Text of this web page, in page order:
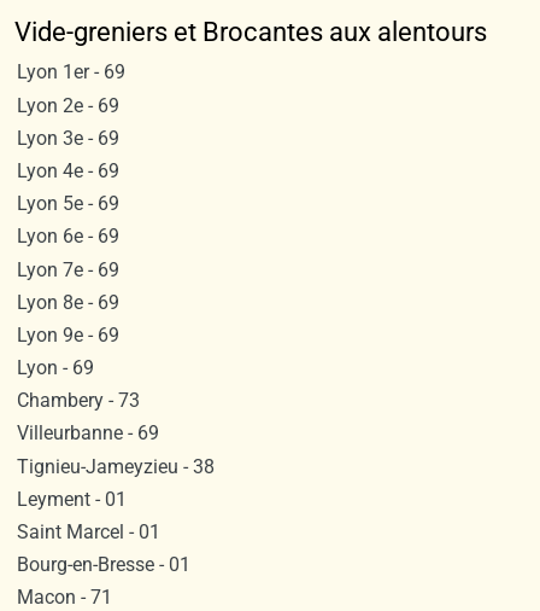
Vide-greniers et Brocantes aux alentours
Lyon 1er - 69
Lyon 2e - 69
Lyon 3e - 69
Lyon 4e - 69
Lyon 5e - 69
Lyon 6e - 69
Lyon 7e - 69
Lyon 8e - 69
Lyon 9e - 69
Lyon - 69
Chambery - 73
Villeurbanne - 69
Tignieu-Jameyzieu - 38
Leyment - 01
Saint Marcel - 01
Bourg-en-Bresse - 01
Macon - 71